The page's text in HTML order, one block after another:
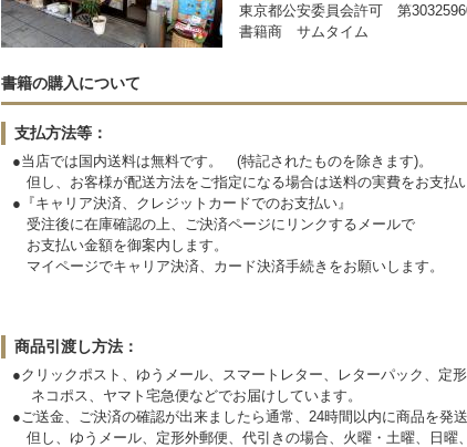
東京都公安委員会許可 第
書籍商 サムタイム
書籍の購入について
支払方法等：
●当店では国内送料は無料です。 (特記されたものを除きます)。
但し、お客様が配送方法をご指定になる場合は送料の実費をお支払
●『キャリア決済、クレジットカードでのお支払い』
受注後に在庫確認の上、ご決済ページにリンクするメールで
お支払い金額を御案内します。
マイページでキャリア決済、カード決済手続きをお願いします。
商品引渡し方法：
●クリックポスト、ゆうメール、スマートレター、レターパック、定形
ネコポス、ヤマト宅急便などでお届けしています。
●ご送金、ご決済の確認が出来ましたら通常、24時間以内に商品を発
但し、ゆうメール、定形外郵便、代引きの場合、火曜・土曜、日曜